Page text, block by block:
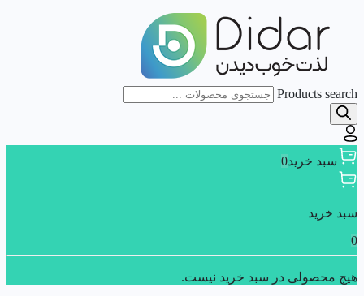
Products search
سبد خرید0
سبد خرید
0
هیچ محصولی در سبد خرید نیست.